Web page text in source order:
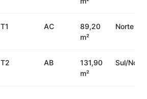
T1 AC
89,20
m²
Norte
T2 AB
131,90
m²
Sul/Norte